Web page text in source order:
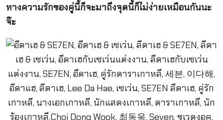
ทางความรักของคู่นี้ก็จะมาถึงจุดนี้ก็ไม่ง่ายเหมือนกันนะ
จ๊ะ